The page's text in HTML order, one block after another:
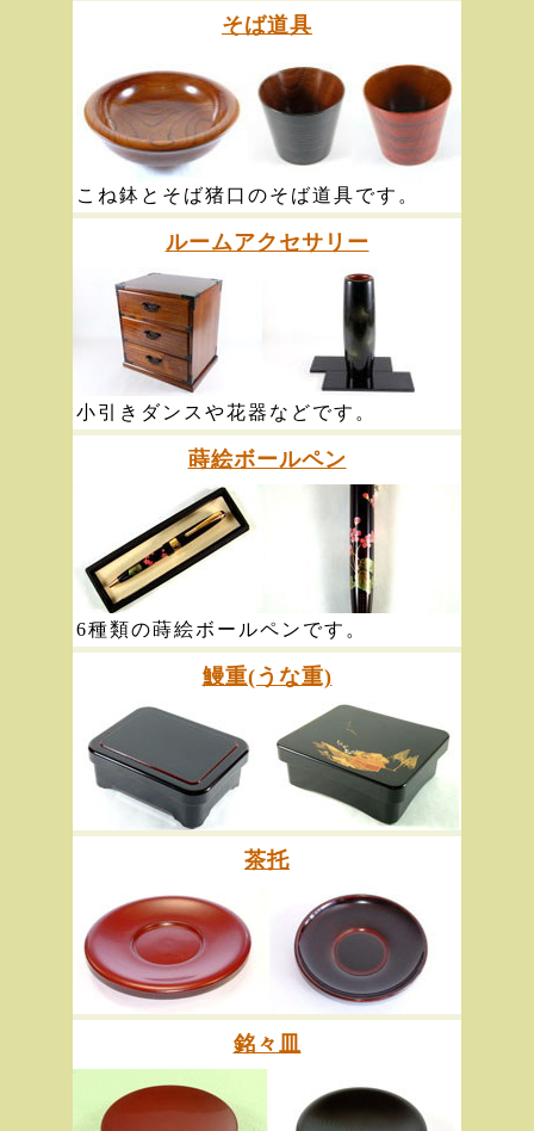
そば道具
こね鉢とそば猪口のそば道具です。
ルームアクセサリー
小引きダンスや花器などです。
蒔絵ボールペン
6種類の蒔絵ボールペンです。
鰻重(うな重)
茶托
銘々皿